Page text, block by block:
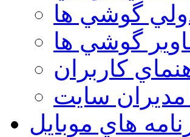
گوشي ها
گوشي ها
كاربران
مديران سايت
هاي موبايل